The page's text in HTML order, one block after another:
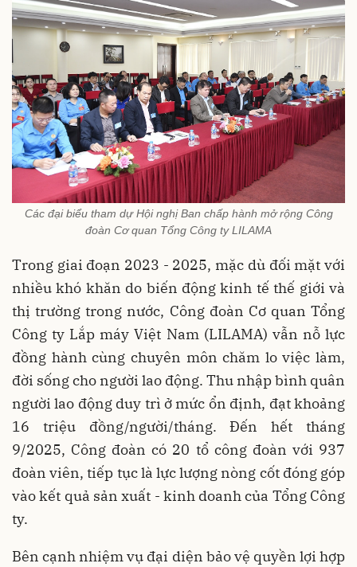
Các đại biểu tham dự Hội nghị Ban chấp hành mở rộng Công
đoàn Cơ quan Tổng Công ty LILAMA
Trong giai đoạn 2023 - 2025, mặc dù đối mặt với
nhiều khó khăn do biến động kinh tế thế giới và
thị trường trong nước, Công đoàn Cơ quan Tổng
Công ty Lắp máy Việt Nam (LILAMA) vẫn nỗ lực
đồng hành cùng chuyên môn chăm lo việc làm,
đời sống cho người lao động. Thu nhập bình quân
người lao động duy trì ở mức ổn định, đạt khoảng
16 triệu đồng/người/tháng. Đến hết tháng
9/2025, Công đoàn có 20 tổ công đoàn với 937
đoàn viên, tiếp tục là lực lượng nòng cốt đóng góp
vào kết quả sản xuất - kinh doanh của Tổng Công
ty.
Bên cạnh nhiệm vụ đại diện bảo vệ quyền lợi hợp